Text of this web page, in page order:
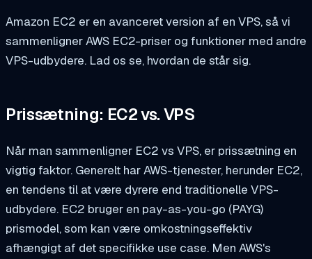
Amazon EC2 er en avanceret version af en VPS, så vi
sammenligner AWS EC2-priser og funktioner med andre
VPS-udbydere. Lad os se, hvordan de står sig.
Prissætning: EC2 vs. VPS
Når man sammenligner EC2 vs VPS, er prissætning en
vigtig faktor. Generelt har AWS-tjenester, herunder EC2,
en tendens til at være dyrere end traditionelle VPS-
udbydere. EC2 bruger en pay-as-you-go (PAYG)
prismodel, som kan være omkostningseffektiv
afhængigt af det specifikke use case. Men AWS's